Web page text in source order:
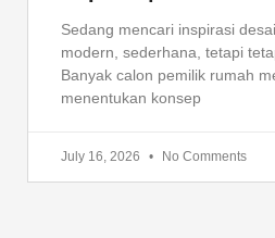
Sedang mencari inspirasi
modern, sederhana, tetapi
Banyak calon pemilik rumah
menentukan konsep
July 16, 2026 No Comments